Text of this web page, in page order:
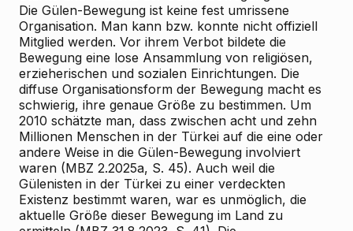
Die Gülen-Bewegung ist keine fest umrissene
Organisation. Man kann bzw. konnte nicht offiziell
Mitglied werden. Vor ihrem Verbot bildete die
Bewegung eine lose Ansammlung von religiösen,
erzieherischen und sozialen Einrichtungen. Die
diffuse Organisationsform der Bewegung macht es
schwierig, ihre genaue Größe zu bestimmen. Um
2010 schätzte man, dass zwischen acht und zehn
Millionen Menschen in der Türkei auf die eine oder
andere Weise in die Gülen-Bewegung involviert
waren (MBZ 2.2025a, S. 45). Auch weil die
Gülenisten in der Türkei zu einer verdeckten
Existenz bestimmt waren, war es unmöglich, die
aktuelle Größe dieser Bewegung im Land zu